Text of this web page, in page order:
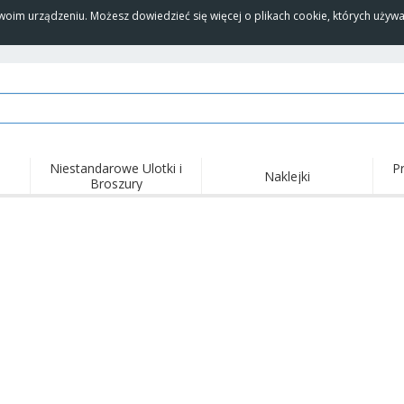
urządzeniu. Możesz dowiedzieć się więcej o plikach cookie, których
Niestandarowe Ulotki i
Broszury
Naklejki